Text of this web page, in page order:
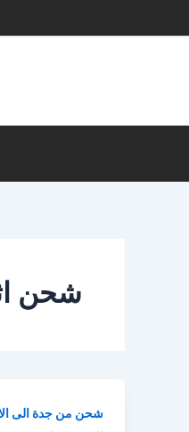
إلى
شحن
شحن من جدة الى